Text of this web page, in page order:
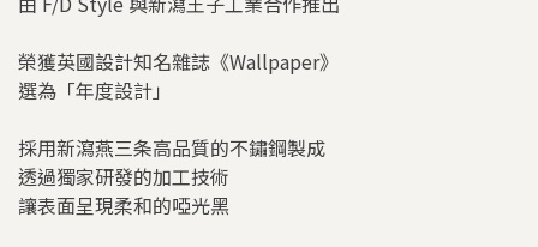
榮獲英國設計知名雜誌《Wallpaper》
選為「年度設計」
採用新瀉燕三条高品質的不鏽鋼製成
透過獨家研發的加工技術
讓表面呈現柔和的啞光黑